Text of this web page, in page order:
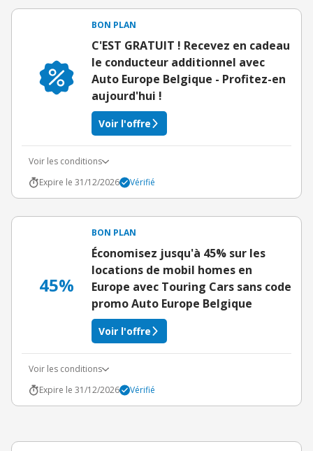
BON PLAN
C'EST GRATUIT ! Recevez en cadeau
le conducteur additionnel avec
Auto Europe Belgique - Profitez-en
aujourd'hui !
Voir l'offre
Voir les conditions
Expire le 31/12/2026
Vérifié
45%
BON PLAN
Économisez jusqu'à 45% sur les
locations de mobil homes en
Europe avec Touring Cars sans code
promo Auto Europe Belgique
Voir l'offre
Voir les conditions
Expire le 31/12/2026
Vérifié